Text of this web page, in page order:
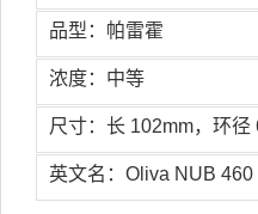
品型：帕雷霍
浓度：中等
尺寸：长 102mm，环径
英文名：Oliva NUB 460